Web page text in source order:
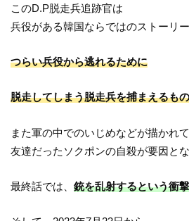
このD.P脱走兵追跡官は
兵役がある韓国ならではのストーリー
つらい兵役から逃れるために
脱走してしまう脱走兵を捕まえるも
また軍の中でのいじめなどが描かれて
友達だったソクポンの自殺が要因とな
最終話では、銃を乱射するという衝